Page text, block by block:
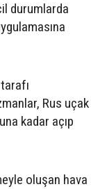
durumlarda
Rus uçak
kadar açıp
oluşan hava